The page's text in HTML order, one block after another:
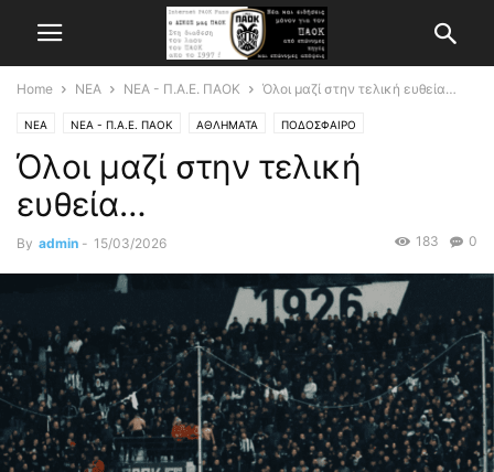
Home ΝΕΑ ΝΕΑ - Π.Α.Ε. ΠΑΟΚ Όλοι μαζί στην τελική ευθεία…
ΝΕΑ ΝΕΑ - Π.Α.Ε. ΠΑΟΚ ΑΘΛΗΜΑΤΑ ΠΟΔΟΣΦΑΙΡΟ
Όλοι μαζί στην τελική
ευθεία…
By admin - 15/03/2026 0
183